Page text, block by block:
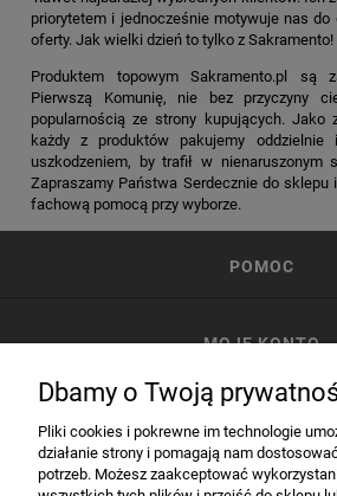
priorytetem i jednocześnie motywuje nas do
oferty. Jak wielki dzień to tylko z Sakramento!
Produktem topowym Sakramento.pl są
Pierwszą Komunię, nie bez przyczyny
popularnością ze strony kupujących. Jako
każdy z produktów pakujemy oddzielnie
uszkodzeniem, by trafił w nienaruszonym
Zapraszamy Państwa Serdecznie do sklepu
fachową pomocą przy wyborze.
POMOC
MOJE KONTO
Dbamy o Twoją
Pliki cookies i pokrewne im technologie
działanie strony i pomagają nam
potrzeb. Możesz zaakceptować